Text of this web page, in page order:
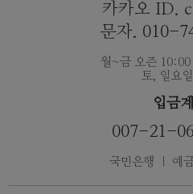
카카오 ID.
문자. 010-
월~금 오즌
토, 일요
입금
007-21-
국민은행 ｜ 예